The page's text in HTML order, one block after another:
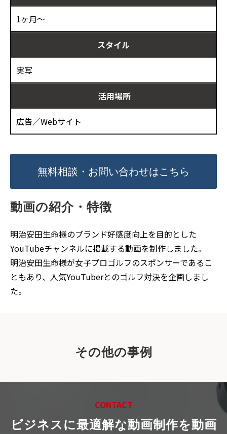
1ヶ月～
スタイル
実写
活用場所
広告／Webサイト
無料相談・お問い合わせはこちら
動画の紹介・特徴
明治安田生命様のブランド好感度向上を目的とした
YouTubeチャンネルに掲載する動画を制作しました。
明治安田生命様が女子プロゴルフのスポンサーであるこ
ともあり、人気YouTuberとのゴルフ対決を企画しまし
た。
その他の事例
CONTACT
ビジネスに最適解な動画制作を動画